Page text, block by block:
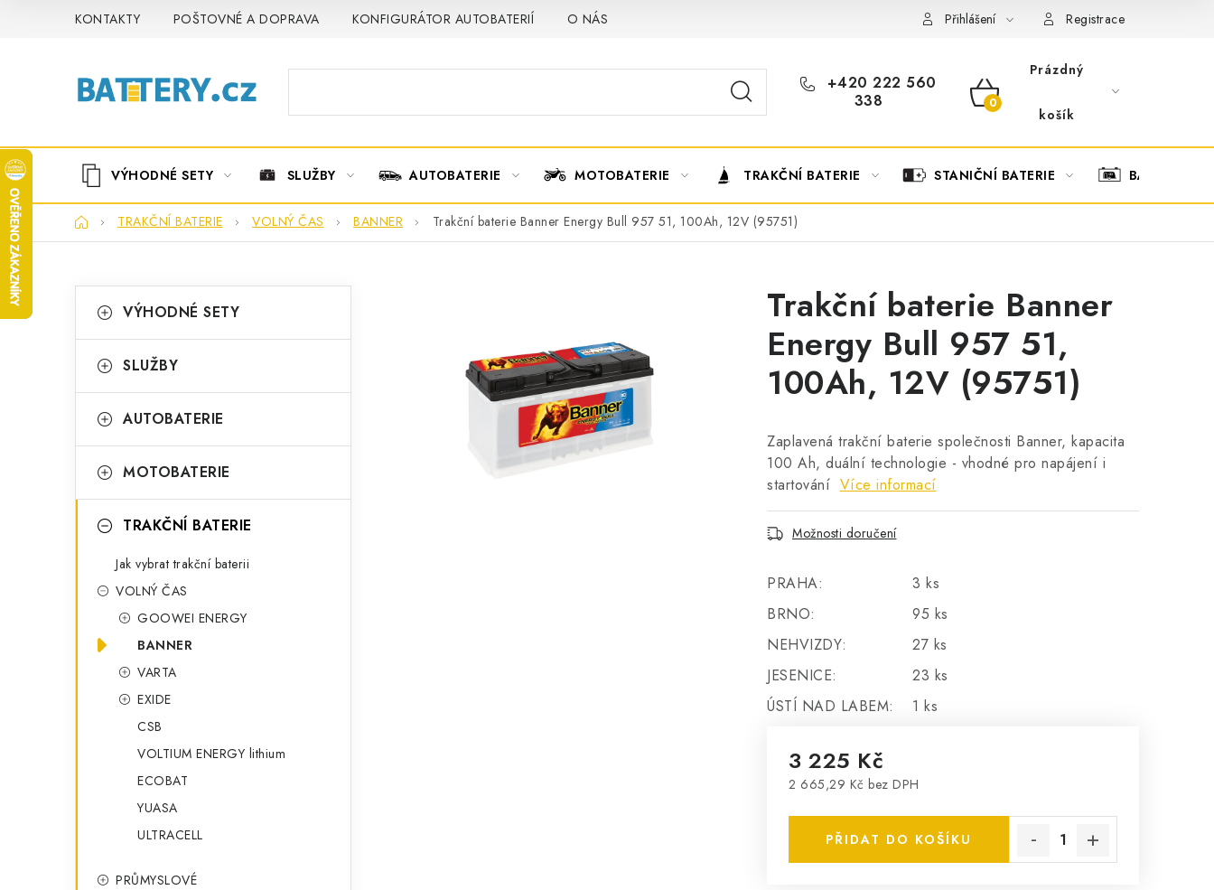
KONTAKTY POŠTOVNÉ A DOPRAVA KONFIGURÁTOR AUTOBATERIÍ O NÁS OBCHODNÍ PODMÍNKY OCHRANA OSOBNÍCH ÚDAJŮ
Přihlášení Registrace
+420 222 560
338
NÁKUPNÍ
Prázdný
košík
VÝHODNÉ SETY SLUŽBY AUTOBATERIE MOTOBATERIE TRAKČNÍ BATERIE STANIČNÍ BATERIE BATERIOVÉ
DomůTRAKČNÍ BATERIE VOLNÝ ČAS BANNER Trakční baterie Banner Energy Bull 957 51, 100Ah, 12V (95751)
o
t
r
n
kategorie
a
e
o
i
VÝHODNÉ SETY
SLUŽBY
AUTOBATERIE
MOTOBATERIE
TRAKČNÍ BATERIE
Jak vybrat trakční baterii
VOLNÝ ČAS
GOOWEI ENERGY
BANNER
VARTA
EXIDE
CSB
VOLTIUM ENERGY lithium
ECOBAT
YUASA
ULTRACELL
PRŮMYSLOVÉ
Trakční baterie Banner
Energy Bull 957 51,
100Ah, 12V (95751)
Zaplavená trakční baterie společnosti Banner, kapacita
100 Ah, duální technologie - vhodné pro napájení i
startování Více informací
Možnosti doručení
PRAHA:
3 ks
BRNO:
95 ks
NEHVIZDY:
27 ks
JESENICE:
23 ks
ÚSTÍ NAD LABEM:
1 ks
3 225 Kč
2 665,29 Kč bez DPH
PŘIDAT DO KOŠÍKU